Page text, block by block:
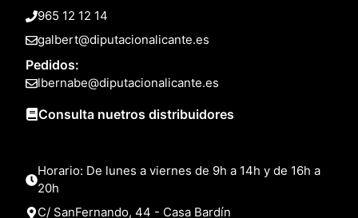
965 12 12 14
galbert@diputacionalicante.es
Pedidos:
lbernabe@diputacionalicante.es
Consulta nuetros distribuidores
Horario: De lunes a viernes de 9h a 14h y de 16h a
20h
C/ SanFernando, 44 - Casa Bardín